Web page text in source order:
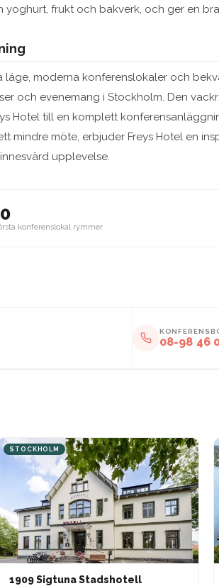
yoghurt, frukt och bakverk, och ger en
läge, moderna konferenslokaler och
och evenemang i Stockholm. Den
Hotel till en komplett
mindre möte, erbjuder Freys Hotel en
upplevelse.
konferenslokal rymmer
08-98 46
STOCKHOLM
1909 Sigtuna Stadshotell